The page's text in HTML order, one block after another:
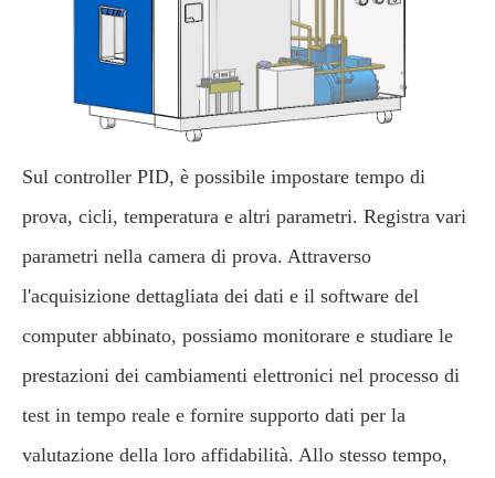
Sul controller PID, è possibile impostare tempo di
prova, cicli, temperatura e altri parametri. Registra vari
parametri nella camera di prova. Attraverso
l'acquisizione dettagliata dei dati e il software del
computer abbinato, possiamo monitorare e studiare le
prestazioni dei cambiamenti elettronici nel processo di
test in tempo reale e fornire supporto dati per la
valutazione della loro affidabilità. Allo stesso tempo,